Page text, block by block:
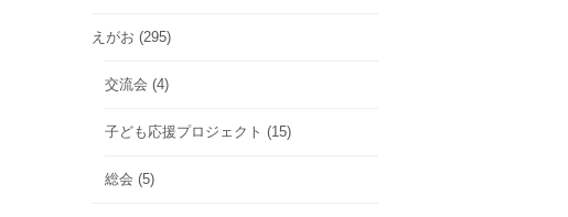
えがお (295)
交流会 (4)
子ども応援プロジェクト (15)
総会 (5)